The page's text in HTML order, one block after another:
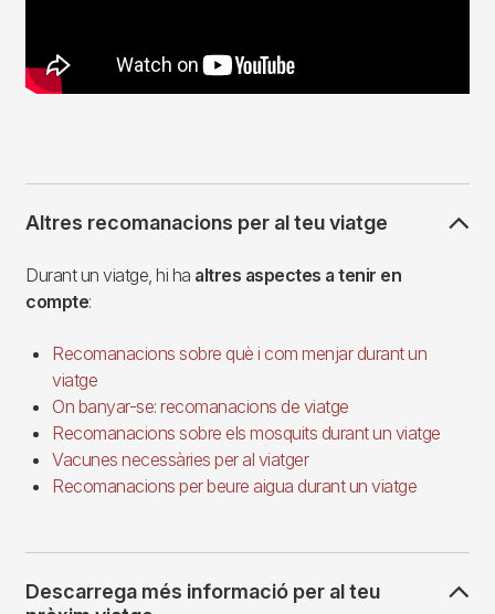
Altres recomanacions per al teu viatge
Durant un viatge, hi ha altres aspectes a tenir en
compte:
Recomanacions sobre què i com menjar durant un
viatge
On banyar-se: recomanacions de viatge
Recomanacions sobre els mosquits durant un viatge
Vacunes necessàries per al viatger
Recomanacions per beure aigua durant un viatge
Descarrega més informació per al teu